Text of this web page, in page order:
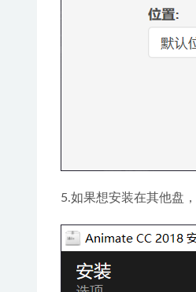
5.如果想安装在其他盘